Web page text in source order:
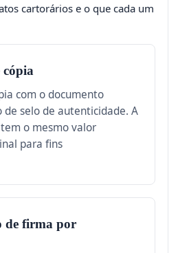
cartorários e o que cada um
cópia
com o documento
de selo de autenticidade. A
o mesmo valor
para fins
de firma por